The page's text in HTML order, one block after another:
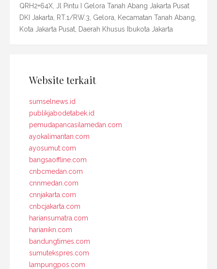
QRH2+64X, Jl Pintu I Gelora Tanah Abang Jakarta Pusat
DKI Jakarta, RT.1/RW.3, Gelora, Kecamatan Tanah Abang,
Kota Jakarta Pusat, Daerah Khusus Ibukota Jakarta
Website terkait
sumselnews.id
publikjabodetabek.id
pemudapancasilamedan.com
ayokalimantan.com
ayosumut.com
bangsaoffline.com
cnbcmedan.com
cnnmedan.com
cnnjakarta.com
cnbcjakarta.com
hariansumatra.com
harianikn.com
bandungtimes.com
sumutekspres.com
lampungpos.com